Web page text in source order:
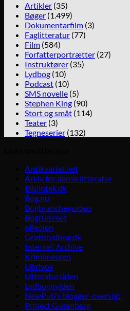
Artikler (35)
Bøger (1.499)
Dokumentarfilm (3)
Faglitteratur (77)
Film (584)
Forfatterportrætter (27)
Instruktører (35)
Lydbog (10)
Podcast (10)
SMS novelle (5)
Stephen King (90)
Stort og småt (114)
Teater (3)
Tegneserier (132)
Antikvariat.net
Arkiv for dansk litteratur
Bibliotek.dk
Bog.nu
Bogbrancheguiden
Bogrummet
eReolen
Gratislydbog.dk
Internet Archive
Krimimessen
Librivox
Litteratursiden
Lydboghylden
NewPub's blogger-oversigt
Project Gutenberg